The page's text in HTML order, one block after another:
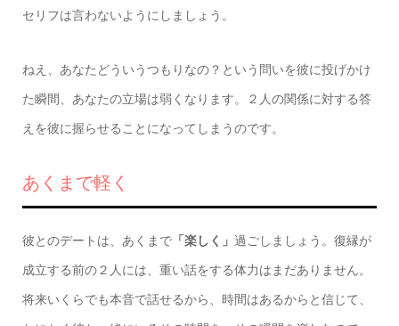
セリフは言わないようにしましょう。
ねえ、あなたどういうつもりなの？という問いを彼に投げかけ
た瞬間、あなたの立場は弱くなります。２人の関係に対する答
えを彼に握らせることになってしまうのです。
あくまで軽く
彼とのデートは、あくまで「楽しく」 過ごしましょう。復縁が
成立する前の２人には、重い話をする体力はまだありません。
将来いくらでも本音で話せるから、時間はあるからと信じて、